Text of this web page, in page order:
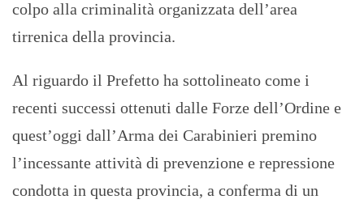
colpo alla criminalità organizzata dell’area
tirrenica della provincia.
Al riguardo il Prefetto ha sottolineato come i
recenti successi ottenuti dalle Forze dell’Ordine e
quest’oggi dall’Arma dei Carabinieri premino
l’incessante attività di prevenzione e repressione
condotta in questa provincia, a conferma di un